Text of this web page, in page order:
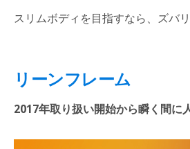
スリムボディを目指すなら、ズバ
リーンフレーム
2017年取り扱い開始から瞬く間に